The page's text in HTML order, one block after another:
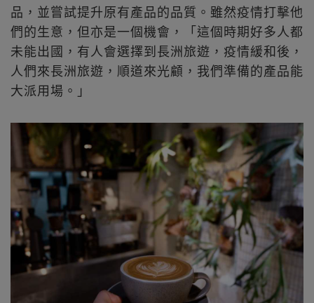
品，並嘗試提升原有產品的品質。雖然疫情打擊他
們的生意，但亦是一個機會，「這個時期好多人都
未能出國，有人會選擇到長洲旅遊，疫情緩和後，
人們來長洲旅遊，順道來光顧，我們準備的產品能
大派用場。」